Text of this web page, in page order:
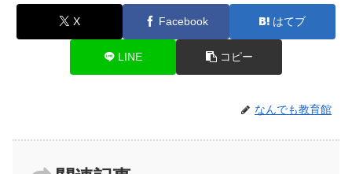
X Facebook はてブ
LINE コピー
なんでも教育館